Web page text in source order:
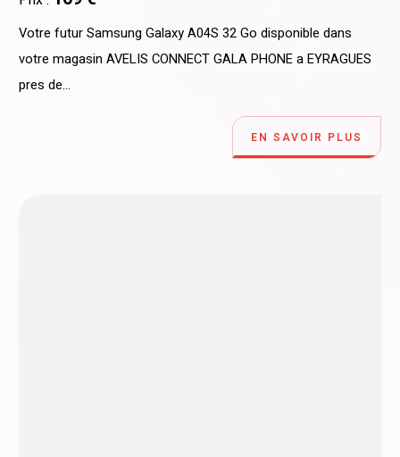
Votre futur Samsung Galaxy A04S 32 Go disponible dans
votre magasin AVELIS CONNECT GALA PHONE a EYRAGUES
pres de...
EN SAVOIR PLUS